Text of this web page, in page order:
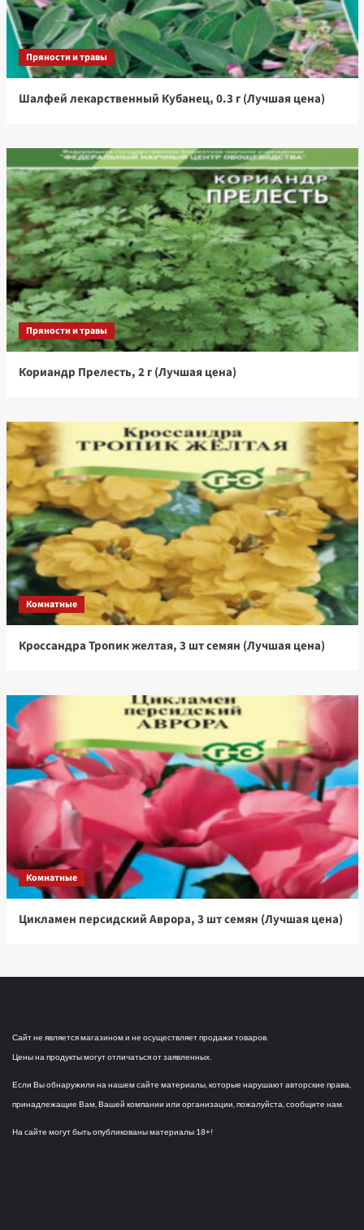
Пряности и травы
Шалфей лекарственный Кубанец, 0.3 г (Лучшая цена)
Пряности и травы
Кориандр Прелесть, 2 г (Лучшая цена)
Комнатные
Кроссандра Тропик желтая, 3 шт семян (Лучшая цена)
Комнатные
Цикламен персидский Аврора, 3 шт семян (Лучшая цена)
Сайт не является магазином и не осуществляет продажи товаров.
Цены на продукты могут отличаться от заявленных.
Если Вы обнаружили на нашем сайте материалы, которые нарушают авторские права,
принадлежащие Вам, Вашей компании или организации, пожалуйста, сообщите нам.
На сайте могут быть опубликованы материалы 18+!